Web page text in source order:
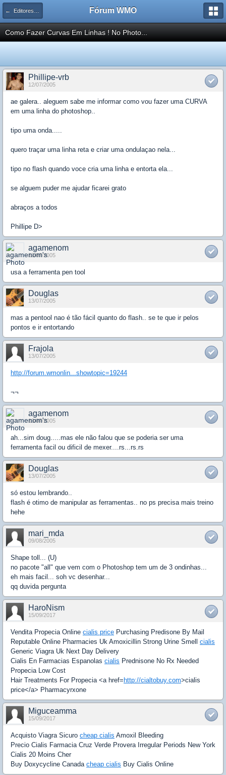
← Editores Bitmap Fórum WMO
Como Fazer Curvas Em Linhas ! No Photo...
Phillipe-vrb
12/07/2005
ae galera.. aleguem sabe me informar como vou fazer uma CURVA
em uma linha do photoshop..
tipo uma onda.....
quero traçar uma linha reta e criar uma ondulaçao nela...
tipo no flash quando voce cria uma linha e entorta ela...
se alguem puder me ajudar ficarei grato
abraços a todos
Phillipe D>
agamenom
13/07/2005
usa a ferramenta pen tool
Douglas
13/07/2005
mas a pentool nao é tão fácil quanto do flash.. se te que ir pelos
pontos e ir entortando
Frajola
13/07/2005
http://forum.wmonlin...showtopic=19244
¬¬
agamenom
13/07/2005
ah...sim doug.....mas ele não falou que se poderia ser uma
ferramenta facil ou dificil de mexer....rs...rs.rs
Douglas
13/07/2005
só estou lembrando..
flash é otimo de manipular as ferramentas.. no ps precisa mais treino
hehe
mari_mda
09/08/2005
Shape toll... (U)
no pacote "all" que vem com o Photoshop tem um de 3 ondinhas...
eh mais facil... soh vc desenhar...
qq duvida pergunta
HaroNism
15/09/2017
Vendita Propecia Online cialis price Purchasing Predisone By Mail
Reputable Online Pharmacies Uk Amoxicillin Strong Urine Smell cialis
Generic Viagra Uk Next Day Delivery
Cialis En Farmacias Espanolas cialis Prednisone No Rx Needed
Propecia Low Cost
Hair Treatments For Propecia <a href= http://cialtobuy.com>cialis
price</a> Pharmacyrxone
Miguceamma
15/09/2017
Acquisto Viagra Sicuro cheap cialis Amoxil Bleeding
Precio Cialis Farmacia Cruz Verde Provera Irregular Periods New York
Cialis 20 Moins Cher
Buy Doxycycline Canada cheap cialis Buy Cialis Online